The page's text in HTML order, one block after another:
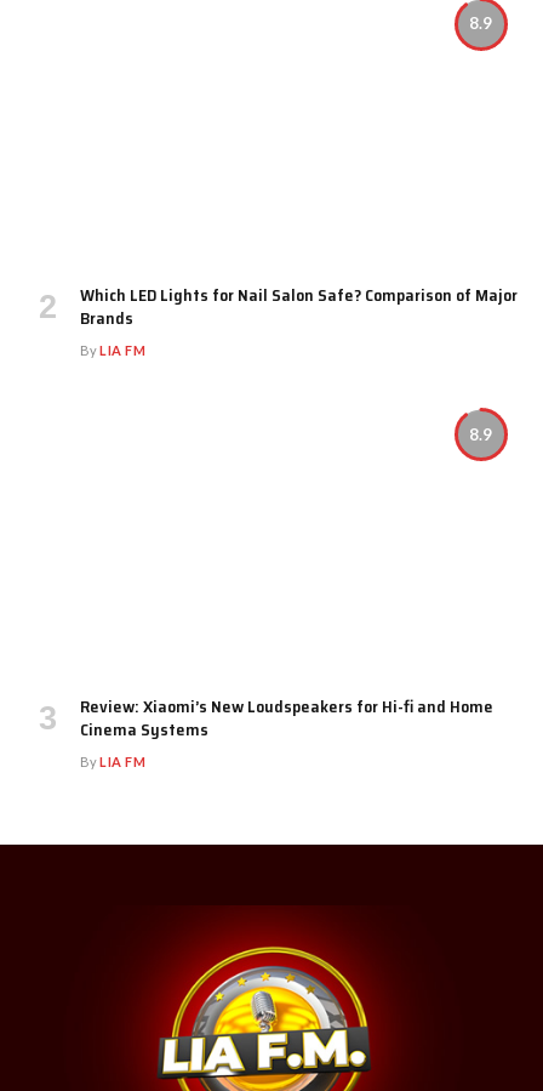
8.9
Which LED Lights for Nail Salon Safe? Comparison of Major
Brands
ByLIA FM
8.9
Review: Xiaomi’s New Loudspeakers for Hi-fi and Home
Cinema Systems
ByLIA FM